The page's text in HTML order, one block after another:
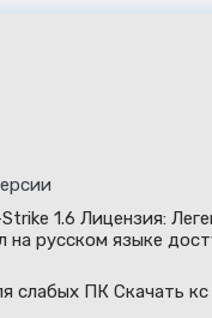
1.6 Лицензия:
на русском языке
слабых ПК Скачать кс